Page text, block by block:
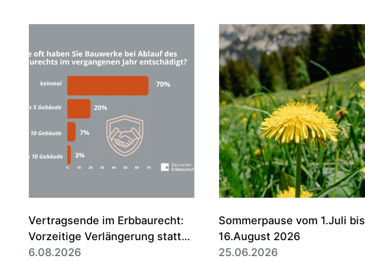
Vertragsende im Erbbaurecht:
Vorzeitige Verlängerung statt
Entschädigung ist die Regel
6.08.2026
Sommerpause vom 1.Juli bis
16.August 2026
25.06.2026